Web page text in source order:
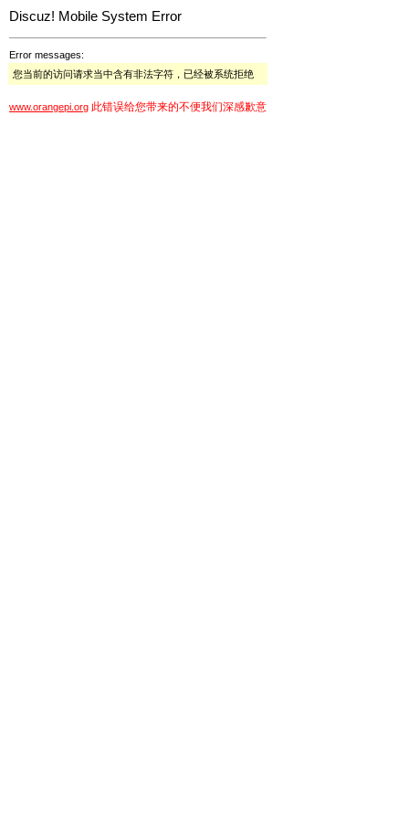
Discuz! Mobile System Error
Error messages:
您当前的访问请求当中含有非法字符，已经被系统拒绝
www.orangepi.org 此错误给您带来的不便我们深感歉意